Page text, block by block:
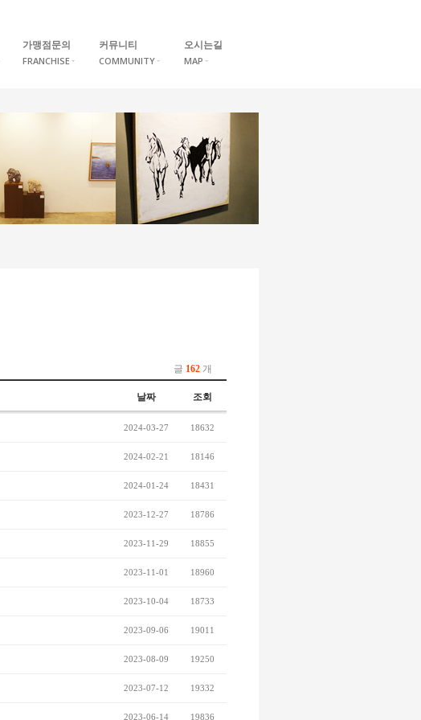
가맹점문의
FRANCHISE
커뮤니티
COMMUNITY
오시는길
MAP
글 162 개
날짜 조회
2024-03-27 18632
2024-02-21 18146
2024-01-24 18431
2023-12-27 18786
2023-11-29 18855
2023-11-01 18960
2023-10-04 18733
2023-09-06 19011
2023-08-09 19250
2023-07-12 19332
2023-06-14 19836